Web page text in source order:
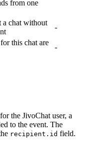
from one
a chat without
-
this chat are
-
the JivoChat user, a
to the event. The
recipient.id field.